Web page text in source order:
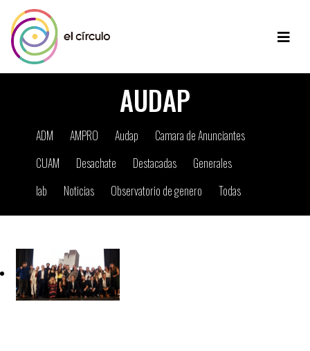
AUDAP
ADM AMPRO Audap
Camara de Anunciantes
CUAM
Desachate Destacadas
Generales
Iab
Noticias Observatorio de genero Todas